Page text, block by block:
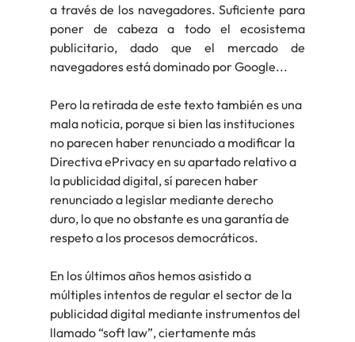
a través de los navegadores. Suficiente para
poner de cabeza a todo el ecosistema
publicitario, dado que el mercado de
navegadores está dominado por Google...
Pero la retirada de este texto también es una
mala noticia, porque si bien las instituciones
no parecen haber renunciado a modificar la
Directiva ePrivacy en su apartado relativo a
la publicidad digital, sí parecen haber
renunciado a legislar mediante derecho
duro, lo que no obstante es una garantía de
respeto a los procesos democráticos.
En los últimos años hemos asistido a
múltiples intentos de regular el sector de la
publicidad digital mediante instrumentos del
llamado “soft law”, ciertamente más